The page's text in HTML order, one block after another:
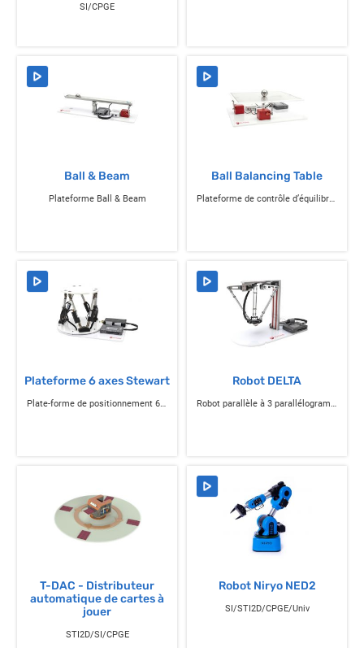
SI/CPGE
Ball & Beam
Plateforme Ball & Beam
Ball Balancing Table
Plateforme de contrôle d’équilibre à bille avec 2 degrés de liberté
Plateforme 6 axes Stewart
Plate-forme de positionnement 6 axes
Robot DELTA
Robot parallèle à 3 parallélogrammes
T-DAC - Distributeur
automatique de cartes à
jouer
STI2D/SI/CPGE
Robot Niryo NED2
SI/STI2D/CPGE/Univ